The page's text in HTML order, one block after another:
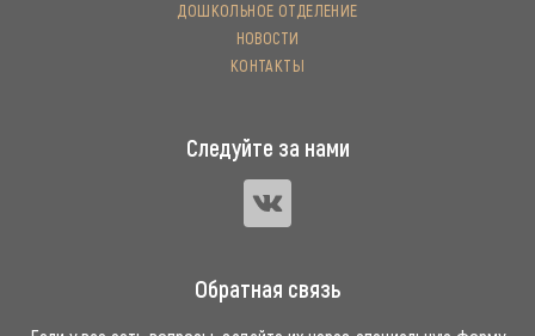
ДОШКОЛЬНОЕ ОТДЕЛЕНИЕ
НОВОСТИ
КОНТАКТЫ
Следуйте за нами
Обратная связь